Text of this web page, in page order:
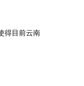
得目前云南